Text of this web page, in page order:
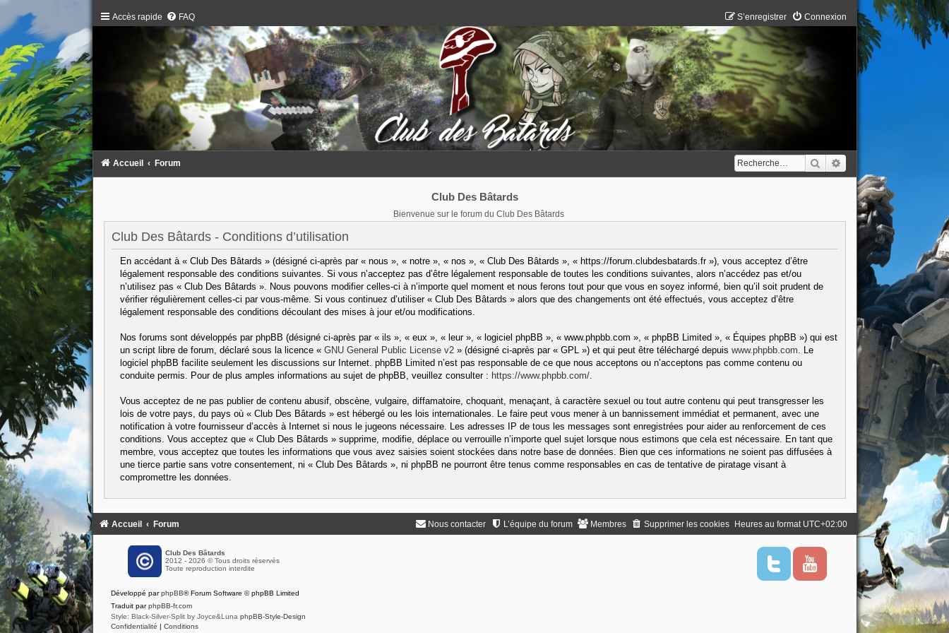
Accès rapide FAQ Connexion
S’enregistrer
Rechercher
Accueil Forum
Club Des Bâtards
Bienvenue sur le forum du Club Des Bâtards
Club Des Bâtards - Conditions d’utilisation
En accédant à « Club Des Bâtards » (désigné ci-après par « nous », « notre », « nos », « Club Des Bâtards », « https://forum.clubdesbatards.fr »), vous acceptez d’être
légalement responsable des conditions suivantes. Si vous n’acceptez pas d’être légalement responsable de toutes les conditions suivantes, alors n’accédez pas et/ou
n’utilisez pas « Club Des Bâtards ». Nous pouvons modifier celles-ci à n’importe quel moment et nous ferons tout pour que vous en soyez informé, bien qu’il soit prudent de
vérifier régulièrement celles-ci par vous-même. Si vous continuez d’utiliser « Club Des Bâtards » alors que des changements ont été effectués, vous acceptez d’être
légalement responsable des conditions découlant des mises à jour et/ou modifications.
Nos forums sont développés par phpBB (désigné ci-après par « ils », « eux », « leur », « logiciel phpBB », « www.phpbb.com », « phpBB Limited », « Équipes phpBB ») qui est
un script libre de forum, déclaré sous la licence « GNU General Public License v2» (désigné ci-après par « GPL ») et qui peut être téléchargé depuis www.phpbb.com. Le
logiciel phpBB facilite seulement les discussions sur Internet. phpBB Limited n’est pas responsable de ce que nous acceptons ou n’acceptons pas comme contenu ou
conduite permis. Pour de plus amples informations au sujet de phpBB, veuillez consulter : https://www.phpbb.com/.
Vous acceptez de ne pas publier de contenu abusif, obscène, vulgaire, diffamatoire, choquant, menaçant, à caractère sexuel ou tout autre contenu qui peut transgresser les
lois de votre pays, du pays où « Club Des Bâtards » est hébergé ou les lois internationales. Le faire peut vous mener à un bannissement immédiat et permanent, avec une
notification à votre fournisseur d’accès à Internet si nous le jugeons nécessaire. Les adresses IP de tous les messages sont enregistrées pour aider au renforcement de ces
conditions. Vous acceptez que « Club Des Bâtards » supprime, modifie, déplace ou verrouille n’importe quel sujet lorsque nous estimons que cela est nécessaire. En tant que
membre, vous acceptez que toutes les informations que vous avez saisies soient stockées dans notre base de données. Bien que ces informations ne soient pas diffusées à
une tierce partie sans votre consentement, ni « Club Des Bâtards », ni phpBB ne pourront être tenus comme responsables en cas de tentative de piratage visant à
compromettre les données.
Accueil Forum Heures au format UTC+02:00
Supprimer les cookies
Membres
L’équipe du forum
Nous contacter
Club Des Bâtards
2012 - 2026 © Tous droits réservés
Toute reproduction interdite
T
i
Y
u
Développé parphpBB® Forum Software © phpBB Limited
Traduit parphpBB-fr.com
Style: Black-Silver-Split by Joyce&Luna phpBB-Style-Design
Confidentialité | Conditions